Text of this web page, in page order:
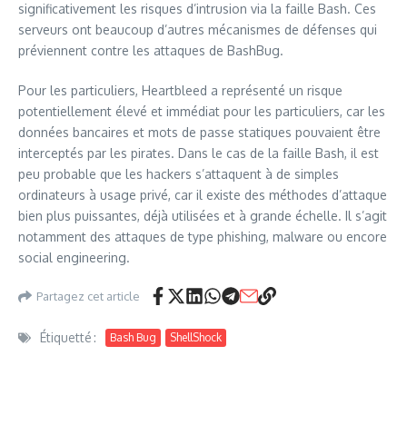
significativement les risques d’intrusion via la faille Bash. Ces
serveurs ont beaucoup d’autres mécanismes de défenses qui
préviennent contre les attaques de BashBug.
Pour les particuliers, Heartbleed a représenté un risque
potentiellement élevé et immédiat pour les particuliers, car les
données bancaires et mots de passe statiques pouvaient être
interceptés par les pirates. Dans le cas de la faille Bash, il est
peu probable que les hackers s’attaquent à de simples
ordinateurs à usage privé, car il existe des méthodes d’attaque
bien plus puissantes, déjà utilisées et à grande échelle. Il s’agit
notamment des attaques de type phishing, malware ou encore
social engineering.
Partagez cet article
Étiquetté : Bash Bug ShellShock